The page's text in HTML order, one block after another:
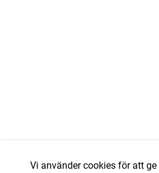
Vi använder cookies för att